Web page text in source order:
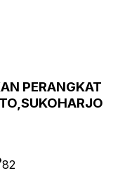
PERANGKAT
82